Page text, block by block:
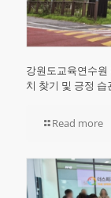
강원도교육연수
치 찾기 및 긍정 습
Read more